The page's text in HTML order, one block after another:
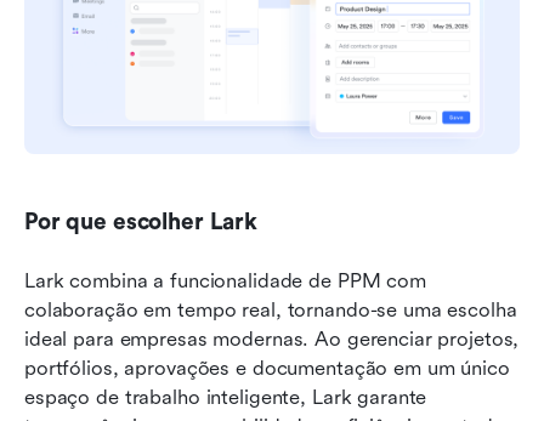
Por que escolher Lark
Lark combina a funcionalidade de PPM com
colaboração em tempo real, tornando-se uma escolha
ideal para empresas modernas. Ao gerenciar projetos,
portfólios, aprovações e documentação em um único
espaço de trabalho inteligente, Lark garante